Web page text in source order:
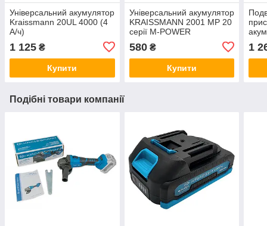
Універсальний акумулятор
Kraissmann 20UL 4000 (4
А/ч)
1 125 ₴
Купити
Універсальний акумулятор
KRAISSMANN 2001 MP 20
серії M-POWER
580₴
Купити
1
Подібні товари компанії